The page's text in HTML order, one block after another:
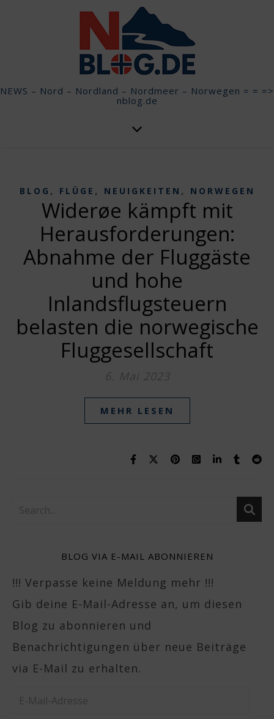
NEWS – Nord – Nordland – Nordmeer – Norwegen = = =>
nblog.de
BLOG , FLÜGE , NEUIGKEITEN , NORWEGEN
Widerøe kämpft mit
Herausforderungen:
Abnahme der Fluggäste
und hohe
Inlandsflugsteuern
belasten die norwegische
Fluggesellschaft
6. Mai 2023
MEHR LESEN
BLOG VIA E-MAIL ABONNIEREN
!!! Verpasse keine Meldung mehr !!!
Gib deine E-Mail-Adresse an, um diesen
Blog zu abonnieren und
Benachrichtigungen über neue Beiträge
via E-Mail zu erhalten.
E-Mail-Adresse